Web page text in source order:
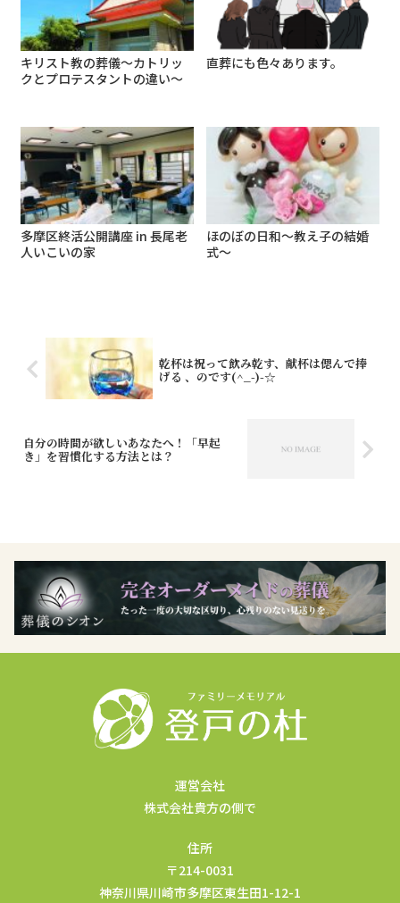
キリスト教の葬儀～カトリッ
クとプロテスタントの違い～
直葬にも色々あります。
多摩区終活公開講座 in 長尾老
人いこいの家
ほのぼの日和～教え子の結婚
式～
乾杯は祝って飲み乾す、献杯は偲んで捧
げる 、のです(^_-)-☆
自分の時間が欲しいあなたへ！「早起
き」を習慣化する方法とは？
運営会社
株式会社貴方の側で
住所
〒214-0031
神奈川県川崎市多摩区東生田1-12-1